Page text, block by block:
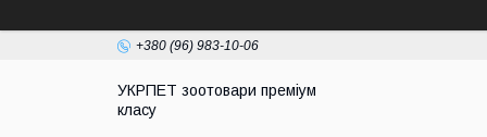
+380 (96) 983-10-06
УКРПЕТ зоотовари преміум
класу